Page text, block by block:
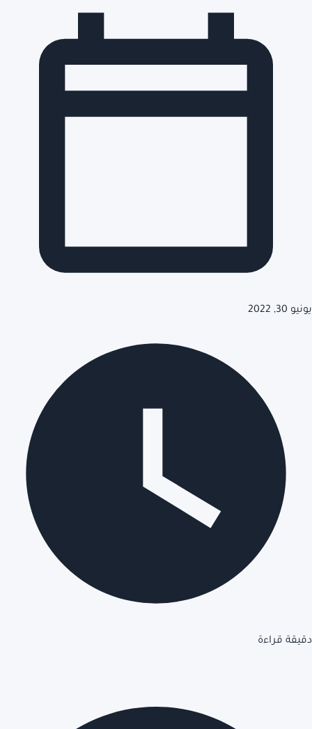
يونيو 30, 2022
دقيقة قراءة